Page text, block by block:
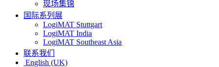
现场集锦
国际系列展
LogiMAT Stuttgart
LogiMAT India
LogiMAT Southeast Asia
联系我们
English (UK)